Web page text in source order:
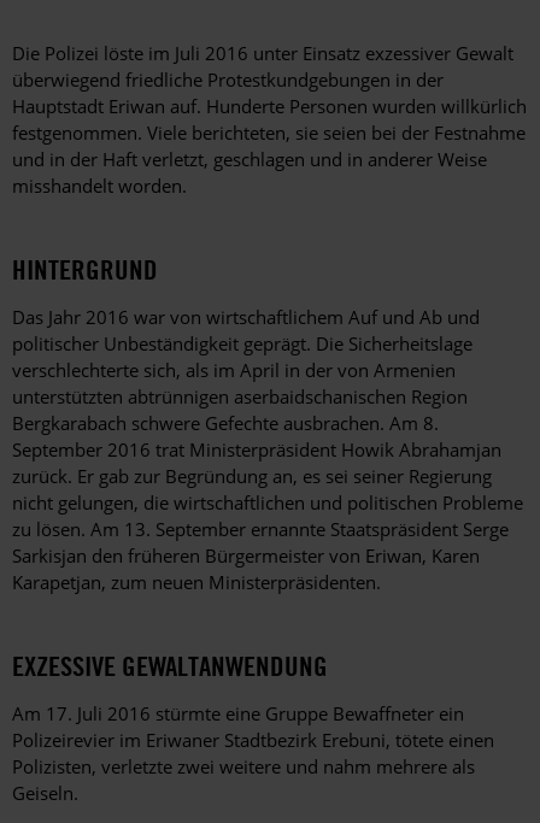
Die Polizei löste im Juli 2016 unter Einsatz exzessiver Gewalt
überwiegend friedliche Protestkundgebungen in der
Hauptstadt Eriwan auf. Hunderte Personen wurden willkürlich
festgenommen. Viele berichteten, sie seien bei der Festnahme
und in der Haft verletzt, geschlagen und in anderer Weise
misshandelt worden.
HINTERGRUND
Das Jahr 2016 war von wirtschaftlichem Auf und Ab und
politischer Unbeständigkeit geprägt. Die Sicherheitslage
verschlechterte sich, als im April in der von Armenien
unterstützten abtrünnigen aserbaidschanischen Region
Bergkarabach schwere Gefechte ausbrachen. Am 8.
September 2016 trat Ministerpräsident Howik Abrahamjan
zurück. Er gab zur Begründung an, es sei seiner Regierung
nicht gelungen, die wirtschaftlichen und politischen Probleme
zu lösen. Am 13. September ernannte Staatspräsident Serge
Sarkisjan den früheren Bürgermeister von Eriwan, Karen
Karapetjan, zum neuen Ministerpräsidenten.
EXZESSIVE GEWALTANWENDUNG
Am 17. Juli 2016 stürmte eine Gruppe Bewaffneter ein
Polizeirevier im Eriwaner Stadtbezirk Erebuni, tötete einen
Polizisten, verletzte zwei weitere und nahm mehrere als
Geiseln.